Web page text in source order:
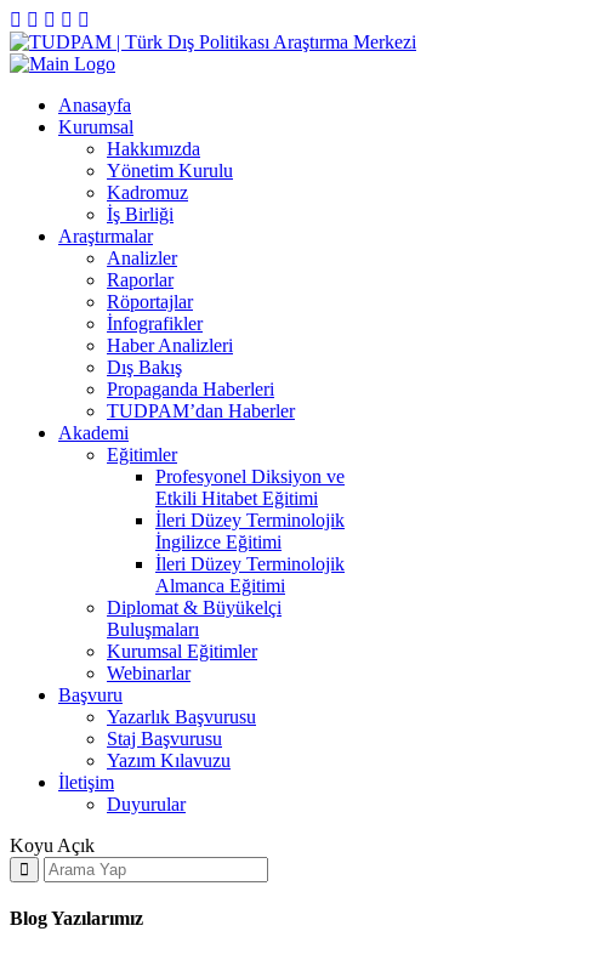
Anasayfa
Kurumsal
Hakkımızda
Yönetim Kurulu
Kadromuz
İş Birliği
Araştırmalar
Analizler
Raporlar
Röportajlar
İnfografikler
Haber Analizleri
Dış Bakış
Propaganda Haberleri
TUDPAM’dan Haberler
Akademi
Eğitimler
Profesyonel Diksiyon ve
Etkili Hitabet Eğitimi
İleri Düzey Terminolojik
İngilizce Eğitimi
İleri Düzey Terminolojik
Almanca Eğitimi
Diplomat & Büyükelçi
Buluşmaları
Kurumsal Eğitimler
Webinarlar
Başvuru
Yazarlık Başvurusu
Staj Başvurusu
Yazım Kılavuzu
İletişim
Duyurular
Koyu Açık
Blog Yazılarımız